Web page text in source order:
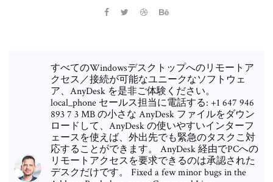
すべてのWindowsデスクトップへのリモートア
クセス／接続が可能なユニークなソフトウェ
ア、AnyDesk を是非ご体験ください。
local_phone セールス担当に電話する: +1 647 946
893 7 3 MB の小さな AnyDesk ファイルをダウン
ロードして、AnyDesk の使いやすいインターフ
ェースを使えば、外出先でも緊急のタスクこ対
応することができます。 AnyDesk 経由でPCへの
リモートアクセスを要求できるのは承認された
デスクだけです。 Fixed a few minor bugs in the